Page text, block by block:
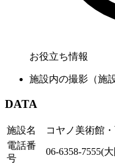
お役立ち情報
施設内の撮影（施
DATA
施設名
コヤノ美術館
電話番
号
06-6358-7555(